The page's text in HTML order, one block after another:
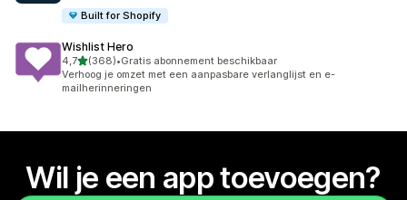
Built for Shopify
Wishlist Hero
4,7van 5 sterren
(368)
368 recensies in totaal
•Gratis abonnement beschikbaar
Verhoog je omzet met een aanpasbare verlanglijst en e-
mailherinneringen
Wil je een app toevoegen?